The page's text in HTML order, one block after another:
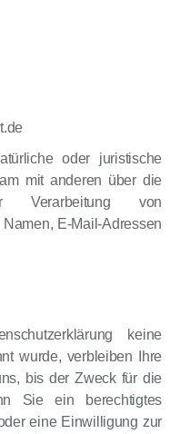
oder juristische
mit anderen über die
von
E-Mail-Adressen
keine
wurde, verbleiben Ihre
bis der Zweck für die
Sie ein berechtigtes
eine Einwilligung zur